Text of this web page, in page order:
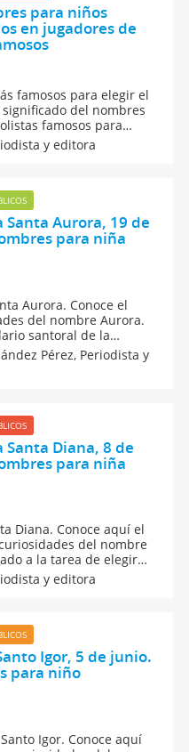
para niños
en jugadores de
famosos para elegir el
del nombres
famosos para
un nombre de
te damos consejos de
y editora
Santa Aurora, 19 de
para niña
Aurora. Conoce el
del nombre Aurora.
santoral de la
de santo. Te
los nombres para niñas
inspiradas en la
Pérez, Periodista y
Santa Diana, 8 de
para niña
Diana. Conoce aquí el
del nombre
a la tarea de elegir
de nombre con el
letra D por si aún no te
y editora
Igor, 5 de junio.
para niño
Igor. Conoce aquí